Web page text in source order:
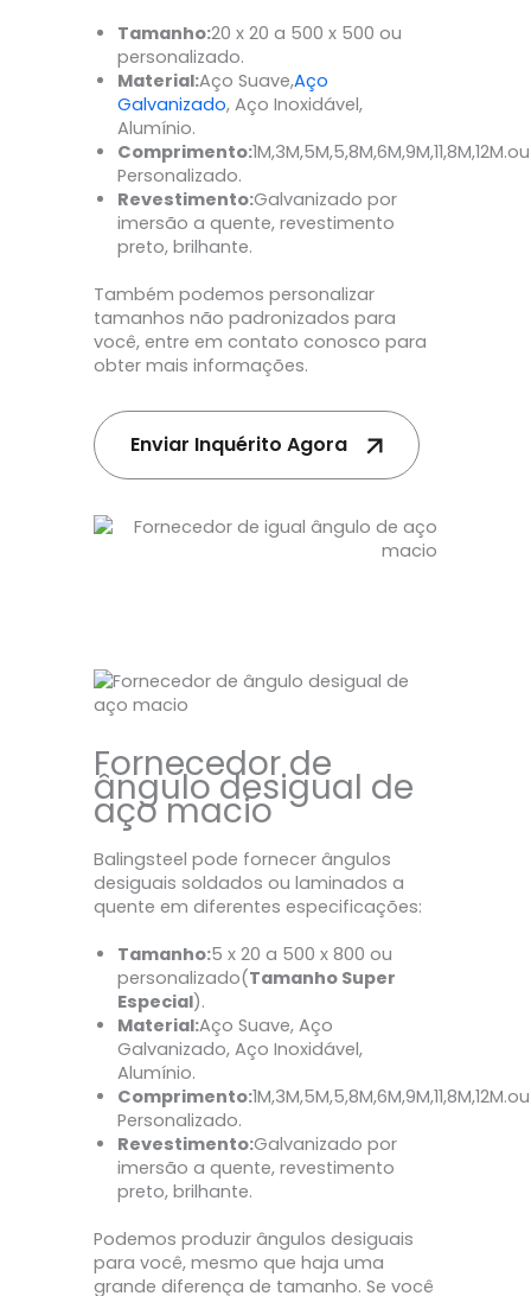
Tamanho:20 x 20 a 500 x 500 ou
personalizado.
Material:Aço Suave,Aço
Galvanizado, Aço Inoxidável,
Alumínio.
Comprimento:1M,3M,5M,5,8M,6M,9M,11,8M,12M.ou
Personalizado.
Revestimento:Galvanizado por
imersão a quente, revestimento
preto, brilhante.
Também podemos personalizar
tamanhos não padronizados para
você, entre em contato conosco para
obter mais informações.
Enviar Inquérito Agora
Fornecedor de
ângulo desigual de
aço macio
Balingsteel pode fornecer ângulos
desiguais soldados ou laminados a
quente em diferentes especificações:
Tamanho:5 x 20 a 500 x 800 ou
personalizado(Tamanho Super
Especial).
Material:Aço Suave, Aço
Galvanizado, Aço Inoxidável,
Alumínio.
Comprimento:1M,3M,5M,5,8M,6M,9M,11,8M,12M.ou
Personalizado.
Revestimento:Galvanizado por
imersão a quente, revestimento
preto, brilhante.
Podemos produzir ângulos desiguais
para você, mesmo que haja uma
grande diferença de tamanho. Se você